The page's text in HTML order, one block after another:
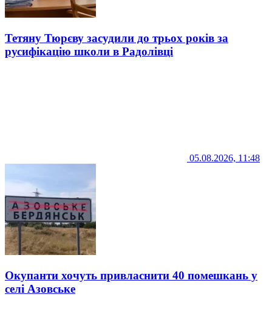
Тетяну Тюрєву засудили до трьох років за
русифікацію школи в Радолівці
05.08.2026, 11:48
Окупанти хочуть привласнити 40 помешкань у
селі Азовське